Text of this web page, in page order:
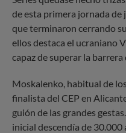
de esta primera jornada de
que terminaron cerrando
ellos destaca el ucraniano
capaz de superar la
Moskalenko, habitual de
finalista del CEP en
guión de las grandes
inicial descendía de